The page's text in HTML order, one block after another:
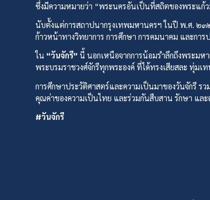
ซึ่งมีความหมายว่า “พระนครอันเป็นที่สถิตของพระแ
นับตั้งแต่การสถาปนากรุงเทพมหานครฯ ในปี พ.ศ. ๒๓๒
ก้าวหน้าทางวิทยาการ การศึกษา การคมนาคม และกา
ใน “วันจักรี” นี้ นอกเหนือจากการน้อมรำลึกถึงพระม
พระบรมราชวงศ์จักรีทุกพระองค์ ที่ได้ทรงเสียสละ ทุ่ม
การศึกษาประวัติศาสตร์และความเป็นมาของวันจักรี ร
คุณค่าของความเป็นไทย และร่วมกันสืบสาน รักษา แล
#วันจักรี